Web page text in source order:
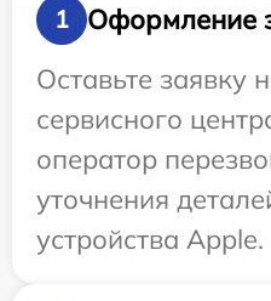
1
Оформление
Оставьте заявку
сервисного
оператор
уточнения
устройства Apple.